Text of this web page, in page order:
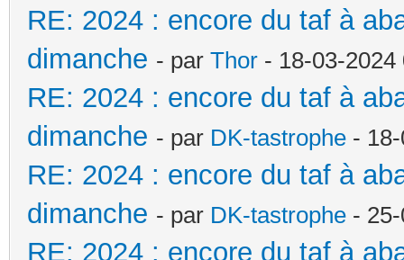
RE: 2024 : encore du taf à
dimanche - par Thor - 18-03-2024
RE: 2024 : encore du taf à
dimanche - par DK-tastrophe -
RE: 2024 : encore du taf à
dimanche - par DK-tastrophe -
RE: 2024 : encore du taf à